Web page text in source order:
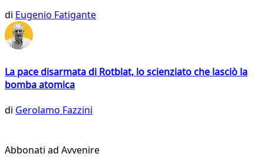
di Eugenio Fatigante
La pace disarmata di Rotblat, lo scienziato che lasciò la
bomba atomica
di Gerolamo Fazzini
Abbonati ad Avvenire